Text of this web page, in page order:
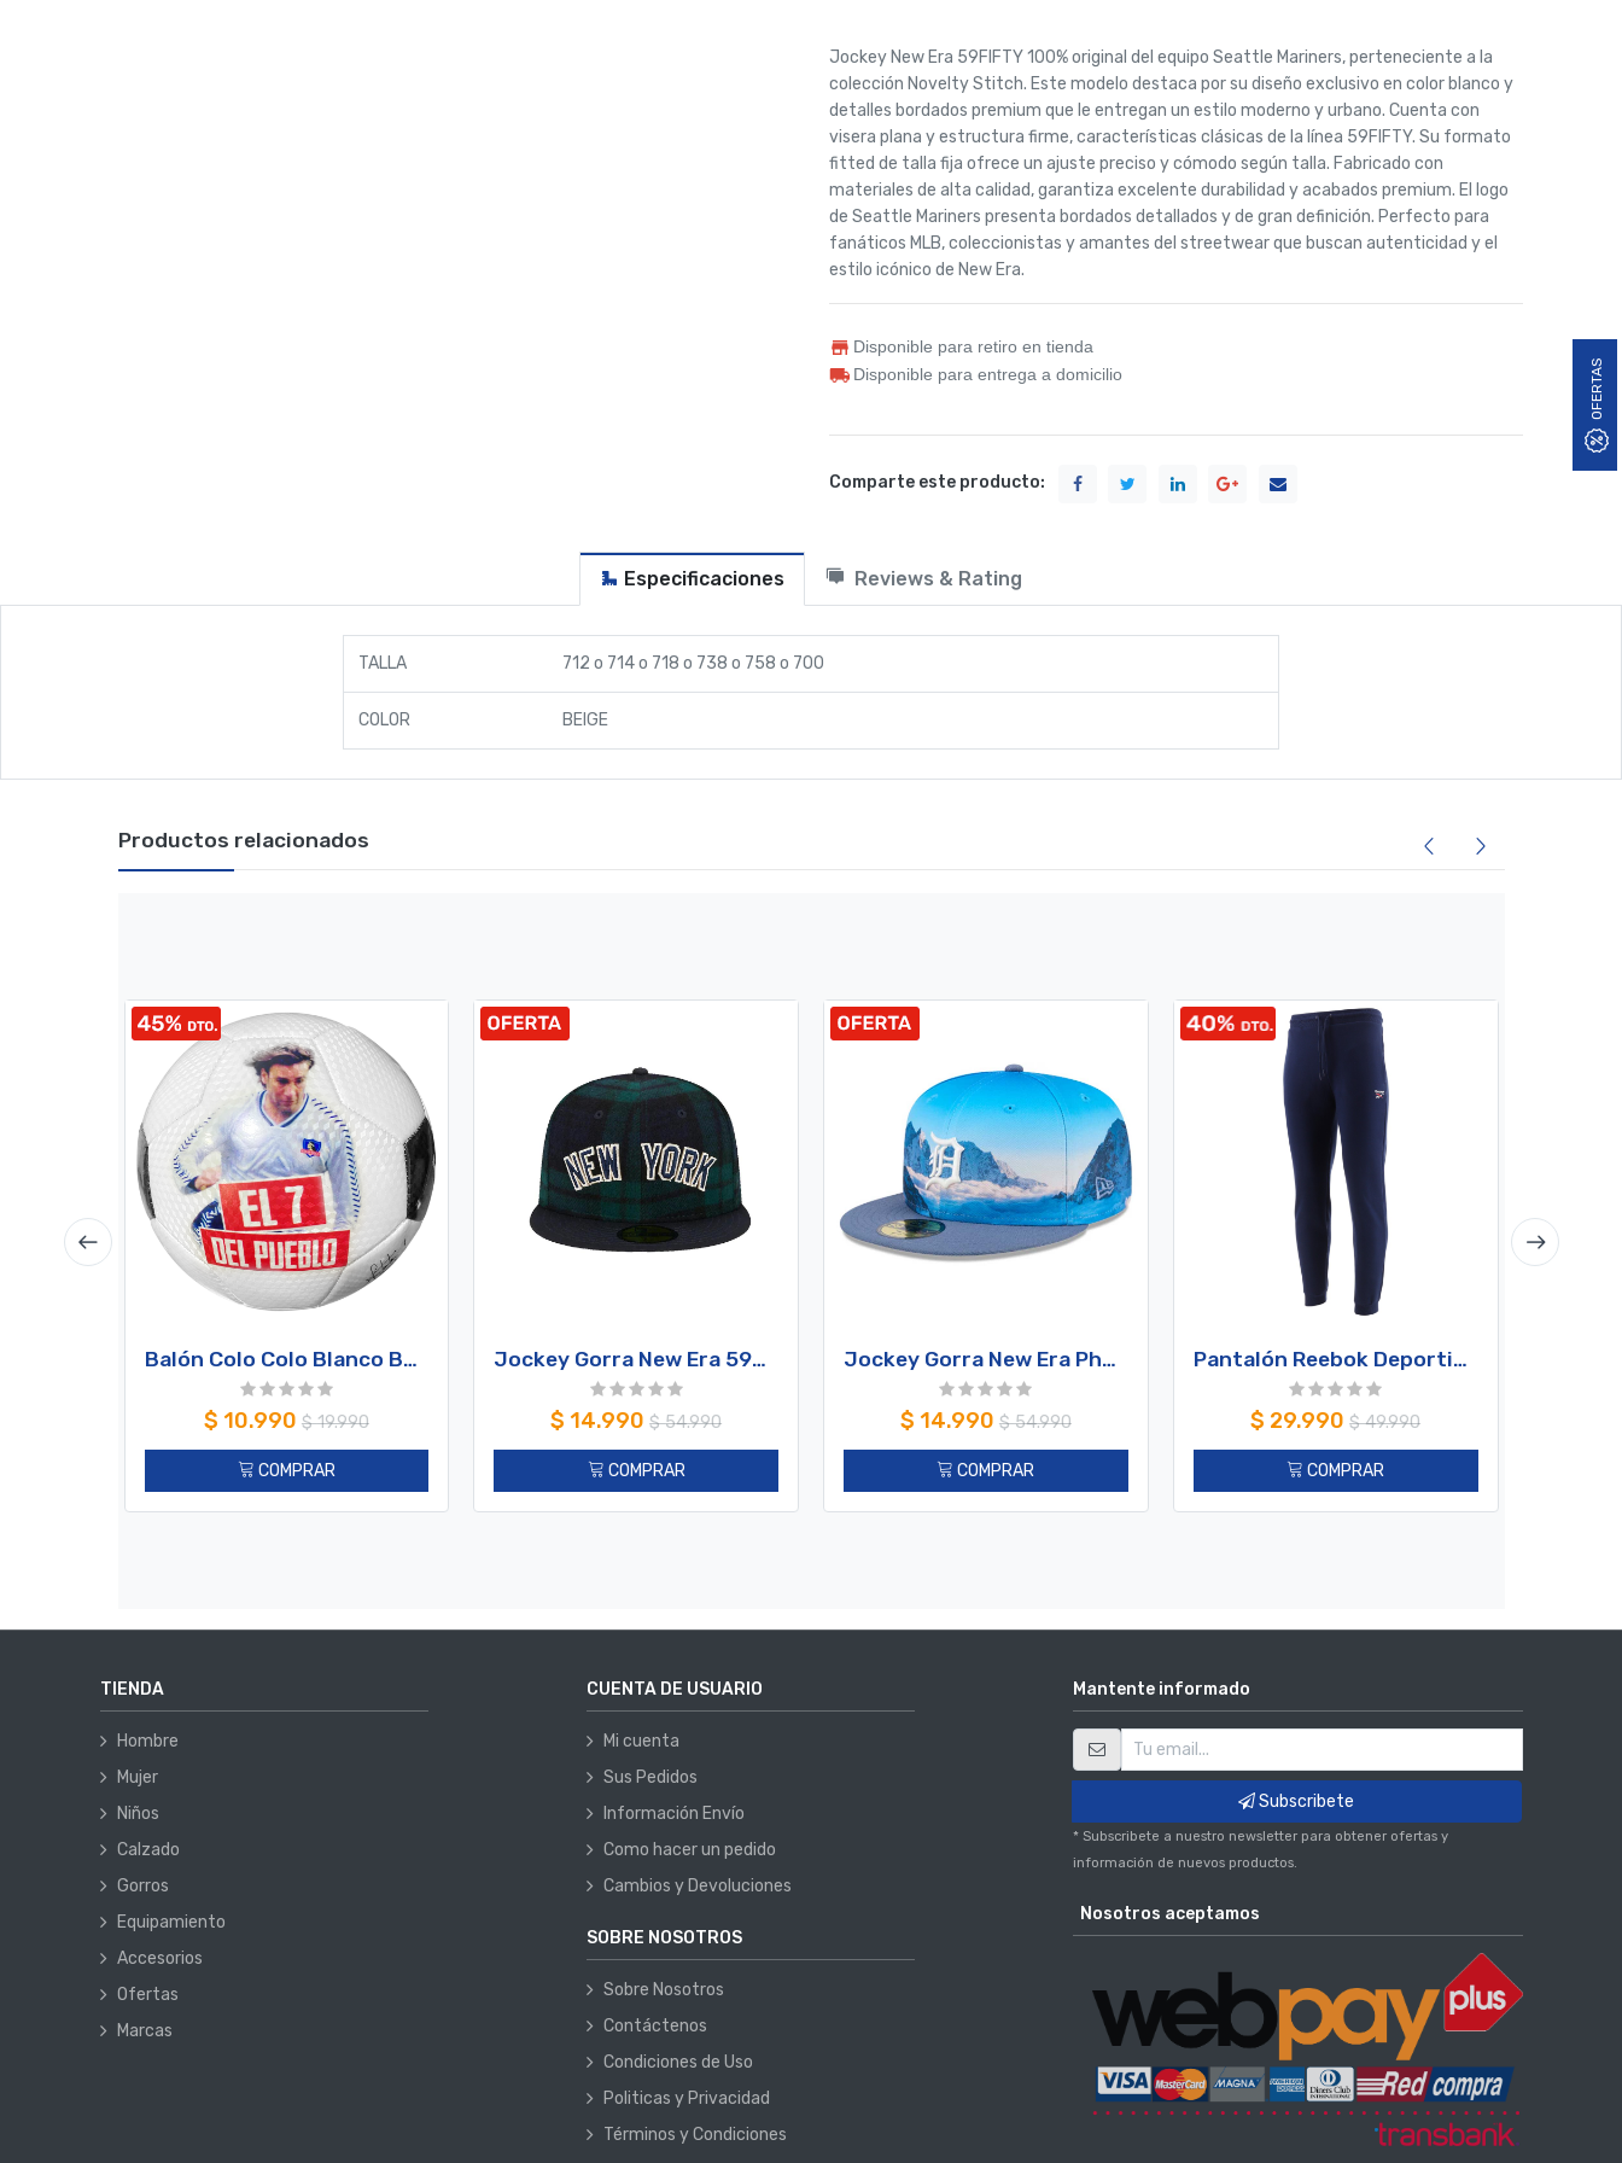
OFERTAS
Jockey New Era 59FIFTY 100% original del equipo Seattle Mariners, perteneciente a la
colección Novelty Stitch. Este modelo destaca por su diseño exclusivo en color blanco y
detalles bordados premium que le entregan un estilo moderno y urbano. Cuenta con
visera plana y estructura firme, características clásicas de la línea 59FIFTY. Su formato
fitted de talla fija ofrece un ajuste preciso y cómodo según talla. Fabricado con
materiales de alta calidad, garantiza excelente durabilidad y acabados premium. El logo
de Seattle Mariners presenta bordados detallados y de gran definición. Perfecto para
fanáticos MLB, coleccionistas y amantes del streetwear que buscan autenticidad y el
estilo icónico de New Era.
Disponible para retiro en tienda
Disponible para entrega a domicilio
Comparte este producto:
Especificaciones Reviews & Rating
TALLA 712 o 714o 718 o 738 o 758 o 700
COLOR BEIGE
Productos relacionados
Balón Colo Colo Blanco Barticciotto
$ 10.990 $19.990
COMPRAR
Jockey Gorra New Era 59FIFTY Yankees Cuadros Verde/Azul
$ 14.990 $54.990
COMPRAR
Jockey Gorra New Era Photoreal 59FIFTY Detroit Tigers Black
$ 14.990 $54.990
COMPRAR
Pantalón Reebok Deportivo Hombre Small Logo Azul Navy
$ 29.990 $49.990
COMPRAR
TIENDA
Hombre
Mujer
Niños
Calzado
Gorros
Equipamiento
Accesorios
Ofertas
Marcas
CUENTA DE USUARIO
Mi cuenta
Sus Pedidos
Información Envío
Como hacer un pedido
Cambios y Devoluciones
SOBRE NOSOTROS
Sobre Nosotros
Contáctenos
Condiciones de Uso
Politicas y Privacidad
Términos y Condiciones
Mantente informado
Subscribete
* Subscribete a nuestro newsletter para obtener ofertas y
información de nuevos productos.
Nosotros aceptamos